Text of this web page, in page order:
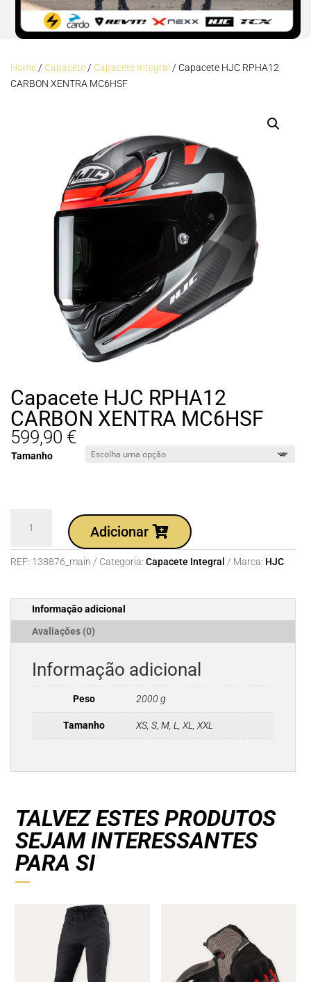
Home/ Capacete/ Capacete Integral / Capacete HJC RPHA12
CARBON XENTRA MC6HSF
Capacete HJC RPHA12
CARBON XENTRA MC6HSF
599,90 €
Tamanho
Capacete
HJC
CARBON
XENTRA
MC6HSF
Adicionar
REF: 138876_main Categoria: Capacete Integral Marca: HJC
Informação adicional
Avaliações (0)
Informação adicional
Peso 2000 g
Tamanho XS, S, M, L, XL, XXL
TALVEZ ESTES PRODUTOS
SEJAM INTERESSANTES
PARA SI